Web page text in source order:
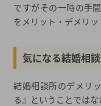
ですがその一時の手
をメリット・デメリッ
気になる結婚相
結婚相談所のデメリ
る』ということではな